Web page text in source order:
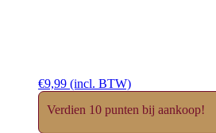
€9,99 (incl. BTW)
Verdien 10 punten bij aankoop!